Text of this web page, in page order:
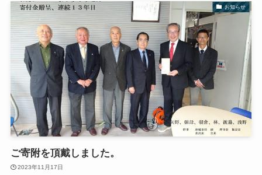
お知らせ
ご寄附を頂戴しました。
2023年11月17日